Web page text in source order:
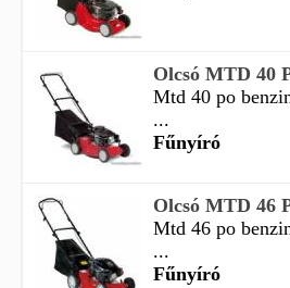
Olcsó MTD 40
Mtd 40 po
...
Fűnyíró
Olcsó MTD 46
Mtd 46 po
...
Fűnyíró